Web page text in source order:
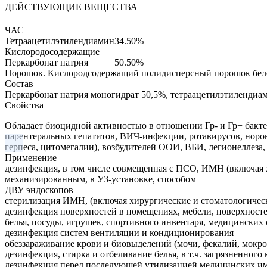
ДЕЙСТВУЮЩИЕ ВЕЩЕСТВА
ЧАС
Тетраацетилэтилендиамин34.50%
Кислородосодержащие
Перкарбонат натрия
50.50%
Порошок. Кислородсодержащий полидисперсный порошок
Состав
Перкарбонат натрия моногидрат 50,5%,
Свойства
Обладает биоцидной активностью в отношении Гр- и Гр+
парентеральных гепатитов, ВИЧ-инфекции, ротавирусов,
герпеса, цитомегалии), возбудителей ООИ, ВБИ,
Применение
дезинфекция, в том числе совмещенная с ПСО, ИМН (включая
механизированным, в УЗ-установке, способом
ДВУ эндоскопов
стерилизация ИМН, (включая хирургические и
дезинфекция поверхностей в помещениях, мебели,
белья, посуды, игрушек, спортивного инвентаря, медицинских
дезинфекция систем вентиляции и кондиционирования
обеззараживание крови и биовыделений (мочи, фекалий,
дезинфекция, стирка и отбеливание белья, в т.ч. загрязненного